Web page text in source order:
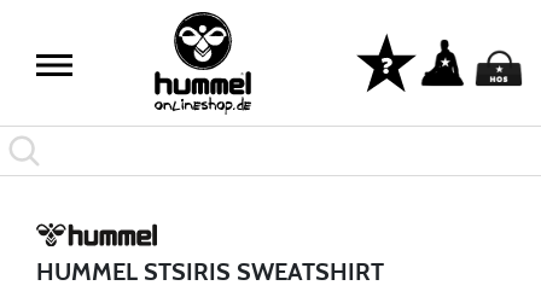
HUMMEL STSIRIS SWEATSHIRT